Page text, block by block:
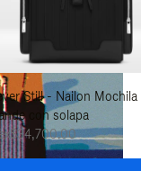
Still - Nailon Mochila
con solapa